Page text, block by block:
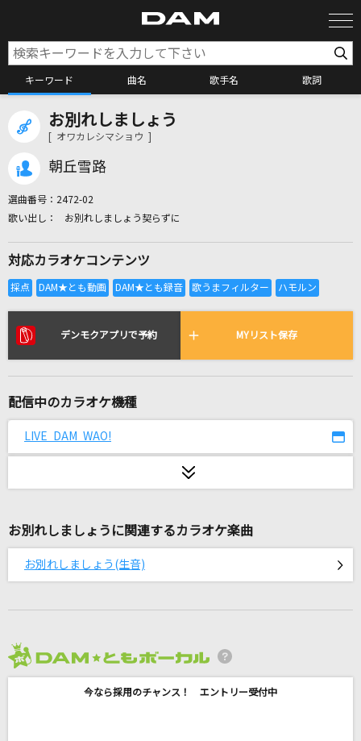
キーワード 曲名 歌手名 歌詞
カラオケ検索
全国りれき
リアルタイムで歌われている曲の一覧
メランコリック
打上花火
the Fourth Avenue Cafe
L'Arc-en-Ciel
Go-Round
PASTEL
お別れしましょう
[ オワカレシマショウ ]
朝丘雪路
選曲番号： 2472-02
お別れしましょう契らずに
対応カラオケコンテンツ
デンモクアプリで予約 MYリスト保存
配信中のカラオケ機種
LIVE DAM WAO!
お別れしましょうに関連するカラオケ楽曲
お別れしましょう(生音)
今なら採用のチャンス！ エントリー受付中